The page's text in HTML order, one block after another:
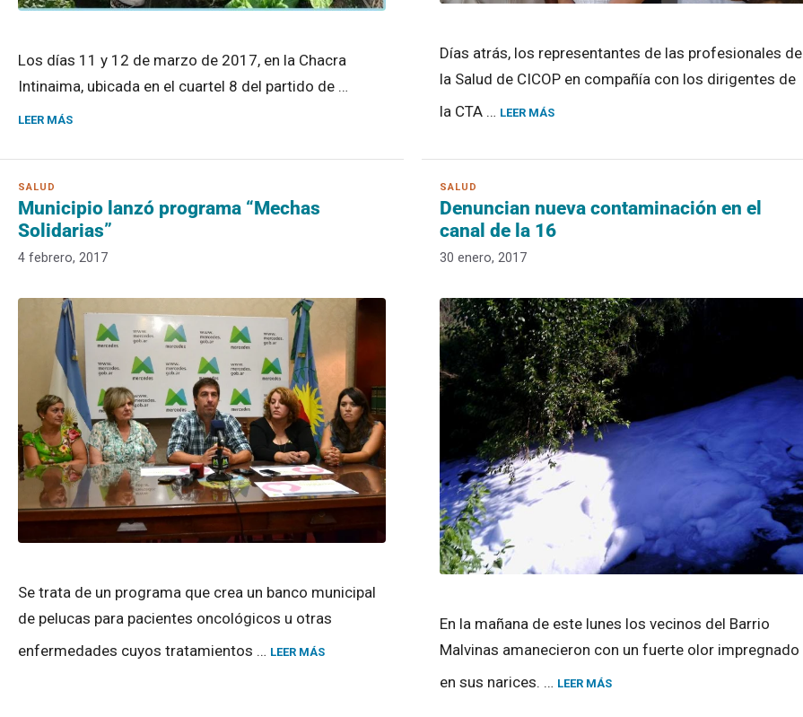
Los días 11 y 12 de marzo de 2017, en la Chacra
Intinaima, ubicada en el cuartel 8 del partido de …
LEER MÁS
Días atrás, los representantes de las profesionales de
la Salud de CICOP en compañía con los dirigentes de
la CTA … LEER MÁS
Municipio lanzó programa “Mechas
Solidarias”
4 febrero, 2017
Se trata de un programa que crea un banco municipal
de pelucas para pacientes oncológicos u otras
enfermedades cuyos tratamientos … LEER MÁS
Denuncian nueva contaminación en el
canal de la 16
30 enero, 2017
En la mañana de este lunes los vecinos del Barrio
Malvinas amanecieron con un fuerte olor impregnado
en sus narices. … LEER MÁS